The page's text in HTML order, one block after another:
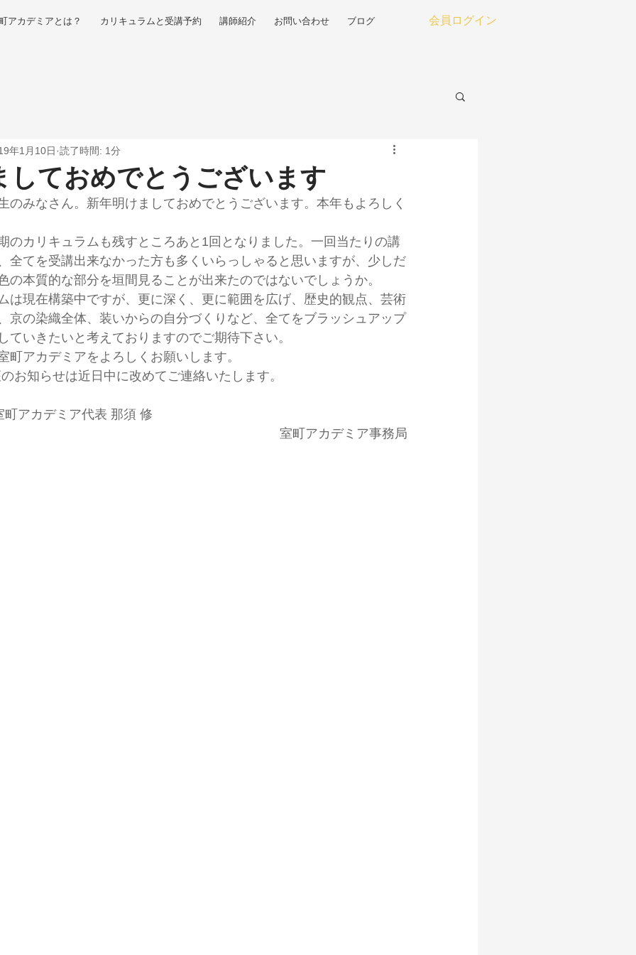
アカデミアとは？ カリキュラムと受講予約 講師紹介 お問い合わせ ブログ 会員ログイン
しておめでとうございます
年1月10日 読了時間: 1分
のみなさん。新年明けましておめでとうございます。本年もよろしく
のカリキュラムも残すところあと1回となりました。一回当たりの講
全てを受講出来なかった方も多くいらっしゃると思いますが、少しだ
の本質的な部分を垣間見ることが出来たのではないでしょうか。
は現在構築中ですが、更に深く、更に範囲を広げ、歴史的観点、芸術
京の染織全体、装いからの自分づくりなど、全てをブラッシュアップ
ていきたいと考えておりますのでご期待下さい。
町アカデミアをよろしくお願いします。
お知らせは近日中に改めてご連絡いたします。
室町アカデミア代表 那須 修
室町アカデミア事務局